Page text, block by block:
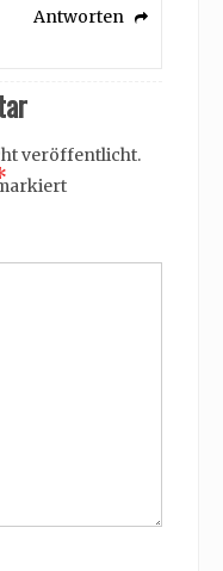
Antworten
veröffentlicht.